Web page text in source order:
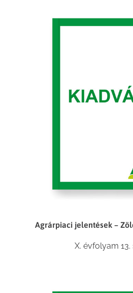
Agrárpiaci jelentések –
X. évfolyam 13.